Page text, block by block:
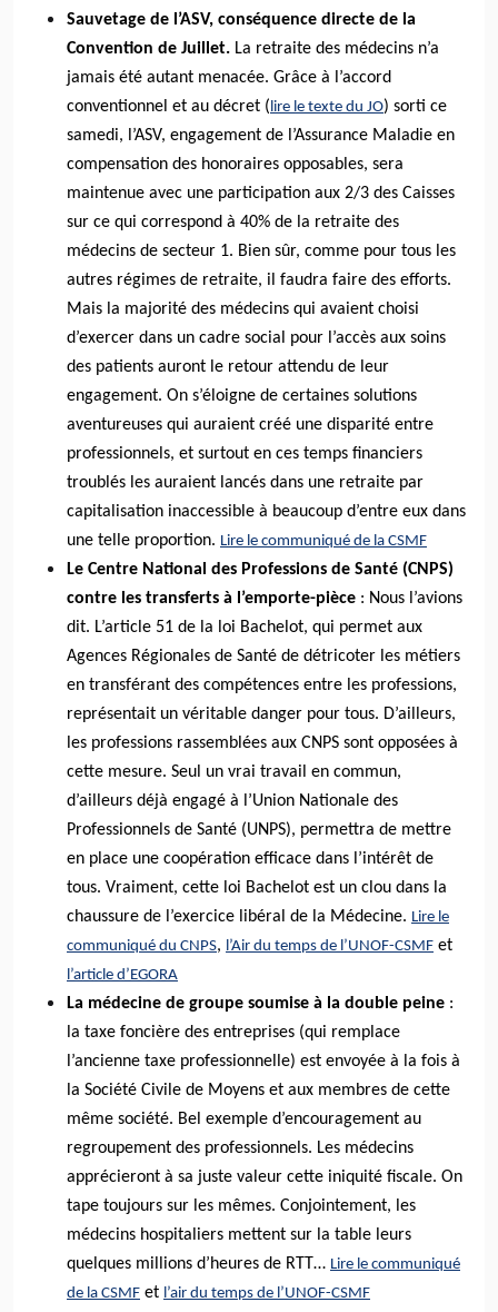
Sauvetage de l’ASV, conséquence directe de la
Convention de Juillet. La retraite des médecins n’a
jamais été autant menacée. Grâce à l’accord
conventionnel et au décret ( lire le texte du JO) sorti ce
samedi, l’ASV, engagement de l’Assurance Maladie en
compensation des honoraires opposables, sera
maintenue avec une participation aux 2/3 des Caisses
sur ce qui correspond à 40% de la retraite des
médecins de secteur 1. Bien sûr, comme pour tous les
autres régimes de retraite, il faudra faire des efforts.
Mais la majorité des médecins qui avaient choisi
d’exercer dans un cadre social pour l’accès aux soins
des patients auront le retour attendu de leur
engagement. On s’éloigne de certaines solutions
aventureuses qui auraient créé une disparité entre
professionnels, et surtout en ces temps financiers
troublés les auraient lancés dans une retraite par
capitalisation inaccessible à beaucoup d’entre eux dans
une telle proportion. Lire le communiqué de la CSMF
Le Centre National des Professions de Santé (CNPS)
contre les transferts à l’emporte-pièce : Nous l’avions
dit. L’article 51 de la loi Bachelot, qui permet aux
Agences Régionales de Santé de détricoter les métiers
en transférant des compétences entre les professions,
représentait un véritable danger pour tous. D’ailleurs,
les professions rassemblées aux CNPS sont opposées à
cette mesure. Seul un vrai travail en commun,
d’ailleurs déjà engagé à l’Union Nationale des
Professionnels de Santé (UNPS), permettra de mettre
en place une coopération efficace dans l’intérêt de
tous. Vraiment, cette loi Bachelot est un clou dans la
chaussure de l’exercice libéral de la Médecine. Lire le
communiqué du CNPS, l’Air du temps de l’UNOF-CSMF et
l’article d’EGORA
La médecine de groupe soumise à la double peine :
la taxe foncière des entreprises (qui remplace
l’ancienne taxe professionnelle) est envoyée à la fois à
la Société Civile de Moyens et aux membres de cette
même société. Bel exemple d’encouragement au
regroupement des professionnels. Les médecins
apprécieront à sa juste valeur cette iniquité fiscale. On
tape toujours sur les mêmes. Conjointement, les
médecins hospitaliers mettent sur la table leurs
quelques millions d’heures de RTT… Lire le communiqué
de la CSMF et l’air du temps de l’UNOF-CSMF